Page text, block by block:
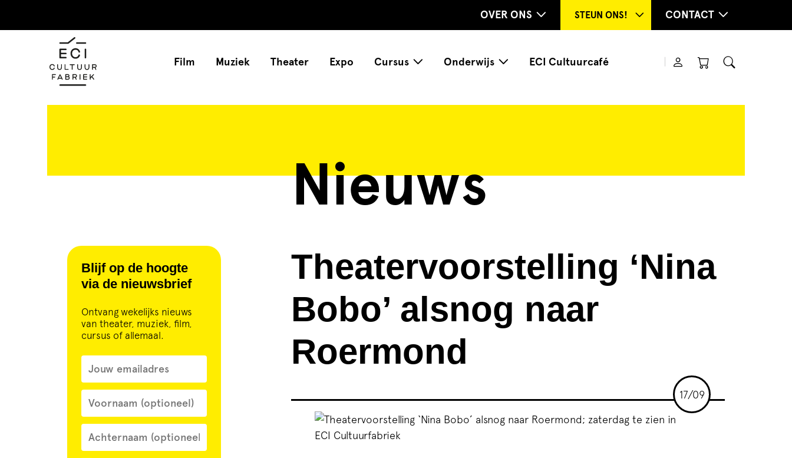
OVER ONS STEUN ONS! CONTACT
Film Muziek Theater Expo Cursus Onderwijs ECI Cultuurcafé
Nieuws
Blijf op de hoogte
via de nieuwsbrief
Ontvang wekelijks nieuws
van theater, muziek, film,
cursus of allemaal.
Theatervoorstelling ‘Nina
Bobo’ alsnog naar
Roermond
17/09
15-09-2021 om 13:31